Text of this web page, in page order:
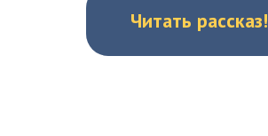
Читать рассказ!